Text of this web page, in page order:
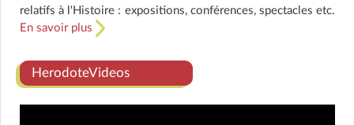
relatifs à l'Histoire : expositions, conférences, spectacles etc.
En savoir plus
HerodoteVideos